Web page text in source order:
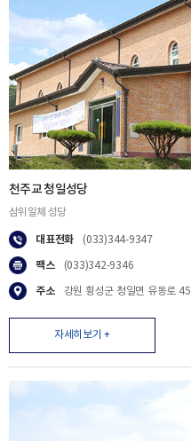
천주교 청일성당
삼위일체 성당
대표전화 (033)344-9347
팩스 (033)342-9346
주소 강원 횡성군 청일면 유동로 45
자세히보기 +